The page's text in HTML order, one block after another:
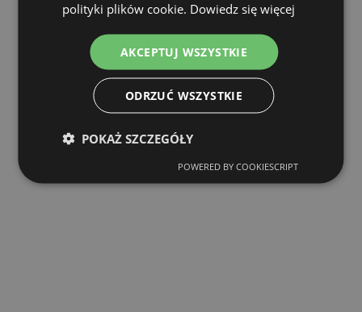
polityki plików cookie. Dowiedz się więcej
AKCEPTUJ WSZYSTKIE
ODRZUĆ WSZYSTKIE
POKAŻ SZCZEGÓŁY
POWERED BY COOKIESCRIPT